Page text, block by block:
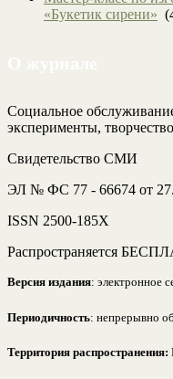
«Букетик сирени»
Социальное
эксперименты,
Свидетельство СМИ
ЭЛ № ФС 77 - 66674 от
ISSN 2500-185Х
Распространяется
Версия издания: электронное
Периодичность: непрерывно
Территория распространения: